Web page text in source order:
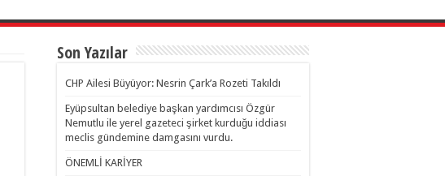
Son Yazılar
CHP Ailesi Büyüyor: Nesrin Çark’a Rozeti Takıldı
Eyüpsultan belediye başkan yardımcısı Özgür
Nemutlu ile yerel gazeteci şirket kurduğu iddiası
meclis gündemine damgasını vurdu.
ÖNEMLİ KARİYER